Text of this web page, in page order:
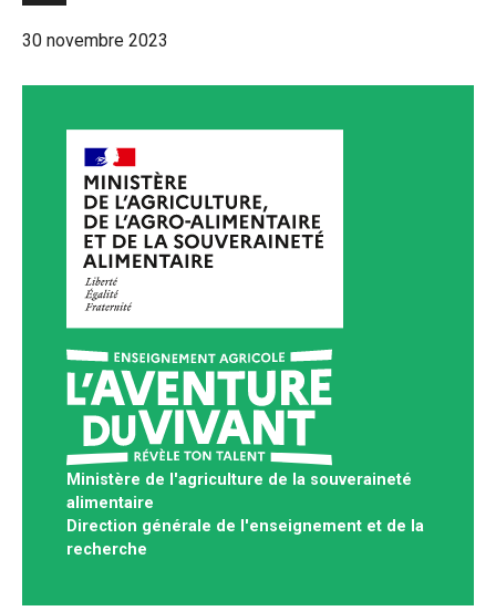
30 novembre 2023
Ministère de l'agriculture de la souveraineté
alimentaire
Direction générale de l'enseignement et de la
recherche